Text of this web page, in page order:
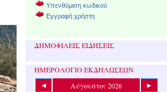
Υπενθύμιση κωδικού
Εγγραφή χρήστη
ΔΗΜΟΦΙΛΕΙΣ ΕΙΔΗΣΕΙΣ
ΗΜΕΡΟΛΟΓΙΟ ΕΚΔΗΛΩΣΕΩΝ
◄ Αύγουστος 2026
►